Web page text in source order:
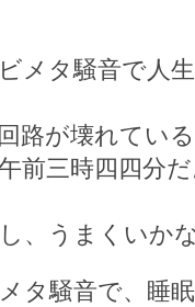
ビメタ騒音で人
路が壊れてい
前三時四四分だ
、うまくいか
タ騒音で、睡